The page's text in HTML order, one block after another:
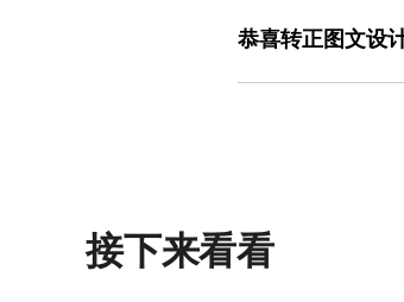
风险，尤其适合新手。
或常规宋体，避免花
恭喜转正图文设
接下来看看